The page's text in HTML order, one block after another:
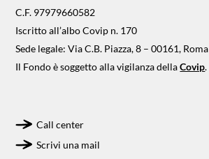
C.F. 97979660582
Iscritto all’albo Covip n. 170
Sede legale: Via C.B. Piazza, 8 – 00161, Roma
Il Fondo è soggetto alla vigilanza dellaCovip.
Call center
Scrivi una mail